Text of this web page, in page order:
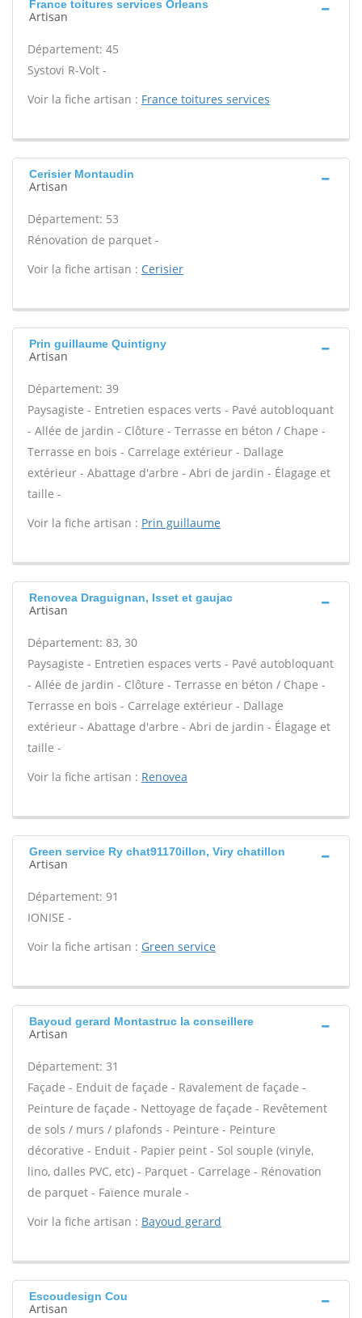
France toitures services Orleans
Artisan
Département: 45
Systovi R-Volt -
Voir la fiche artisan : France toitures services
Cerisier Montaudin
Artisan
Département: 53
Rénovation de parquet -
Voir la fiche artisan : Cerisier
Prin guillaume Quintigny
Artisan
Département: 39
Paysagiste - Entretien espaces verts - Pavé autobloquant
- Allée de jardin - Clôture - Terrasse en béton / Chape -
Terrasse en bois - Carrelage extérieur - Dallage
extérieur - Abattage d'arbre - Abri de jardin - Élagage et
taille -
Voir la fiche artisan : Prin guillaume
Renovea Draguignan, Isset et gaujac
Artisan
Département: 83, 30
Paysagiste - Entretien espaces verts - Pavé autobloquant
- Allée de jardin - Clôture - Terrasse en béton / Chape -
Terrasse en bois - Carrelage extérieur - Dallage
extérieur - Abattage d'arbre - Abri de jardin - Élagage et
taille -
Voir la fiche artisan : Renovea
Green service Ry chat91170illon, Viry chatillon
Artisan
Département: 91
IONISE -
Voir la fiche artisan : Green service
Bayoud gerard Montastruc la conseillere
Artisan
Département: 31
Façade - Enduit de façade - Ravalement de façade -
Peinture de façade - Nettoyage de façade - Revêtement
de sols / murs / plafonds - Peinture - Peinture
décorative - Enduit - Papier peint - Sol souple (vinyle,
lino, dalles PVC, etc) - Parquet - Carrelage - Rénovation
de parquet - Faïence murale -
Voir la fiche artisan : Bayoud gerard
Escoudesign Cou
Artisan